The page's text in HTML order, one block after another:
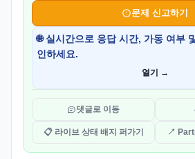
문제 신고하기
🌐 실시간으로 응답 시간, 가동 여부
인하세요.
열기 →
댓글로 이동
📋 라이브 상태 배지 퍼가기 ↗